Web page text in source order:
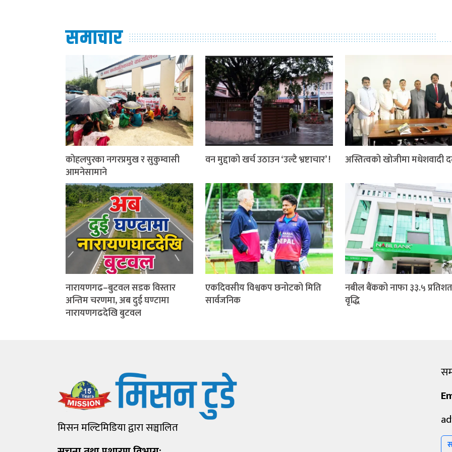
समाचार
कोहलपुरका नगरप्रमुख र सुकुम्वासी
आमनेसामाने
वन मुद्दाको खर्च उठाउन ‘उल्टै भ्रष्टाचार’ ! अस्तित्वको खोजीमा मधेशवादी
नारायणगढ–बुटवल सडक विस्तार
अन्तिम चरणमा, अब दुई घण्टामा
नारायणगढदेखि बुटवल
एकदिवसीय विश्वकप छनोटको मिति
सार्वजनिक
नबील बैंकको नाफा ३३.५
वृद्धि
मिसन मल्टिमिडिया द्वारा सञ्चालित